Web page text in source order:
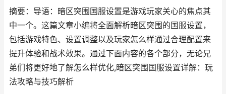
摘要：导语：暗区突围国服设置是游戏玩家关心的焦点其
中一个。这篇文章小编将全面解析暗区突围的国服设置，
包括游戏特色、设置调整以及玩家怎么样通过合理配置来
提升体验和战术效果。通过下面内容的各个部分，无论兄
弟们将更好地了解怎么样优化,暗区突围国服设置详解：玩
法攻略与技巧解析